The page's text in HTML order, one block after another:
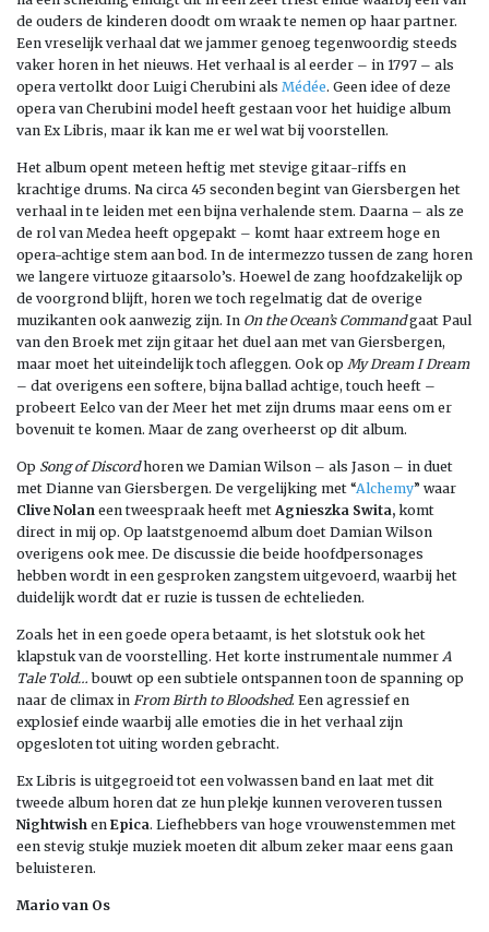
de ouders de kinderen doodt om wraak te nemen op haar partner.
Een vreselijk verhaal dat we jammer genoeg tegenwoordig steeds
vaker horen in het nieuws. Het verhaal is al eerder – in 1797 – als
opera vertolkt door Luigi Cherubini als Médée. Geen idee of deze
opera van Cherubini model heeft gestaan voor het huidige album
van Ex Libris, maar ik kan me er wel wat bij voorstellen.
Het album opent meteen heftig met stevige gitaar-riffs en
krachtige drums. Na circa 45 seconden begint van Giersbergen het
verhaal in te leiden met een bijna verhalende stem. Daarna – als ze
de rol van Medea heeft opgepakt – komt haar extreem hoge en
opera-achtige stem aan bod. In de intermezzo tussen de zang horen
we langere virtuoze gitaarsolo’s. Hoewel de zang hoofdzakelijk op
de voorgrond blijft, horen we toch regelmatig dat de overige
muzikanten ook aanwezig zijn. In On the Ocean’s Commandgaat Paul
van den Broek met zijn gitaar het duel aan met van Giersbergen,
maar moet het uiteindelijk toch afleggen. Ook op My Dream I Dream
– dat overigens een softere, bijna ballad achtige, touch heeft –
probeert Eelco van der Meer het met zijn drums maar eens om er
bovenuit te komen. Maar de zang overheerst op dit album.
Op Song of Discordhoren we Damian Wilson – als Jason – in duet
met Dianne van Giersbergen. De vergelijking met “Alchemy” waar
Clive Nolan een tweespraak heeft met Agnieszka Swita, komt
direct in mij op. Op laatstgenoemd album doet Damian Wilson
overigens ook mee. De discussie die beide hoofdpersonages
hebben wordt in een gesproken zangstem uitgevoerd, waarbij het
duidelijk wordt dat er ruzie is tussen de echtelieden.
Zoals het in een goede opera betaamt, is het slotstuk ook het
klapstuk van de voorstelling. Het korte instrumentale nummer A
Tale Told… bouwt op een subtiele ontspannen toon de spanning op
naar de climax in From Birth to Bloodshed. Een agressief en
explosief einde waarbij alle emoties die in het verhaal zijn
opgesloten tot uiting worden gebracht.
Ex Libris is uitgegroeid tot een volwassen band en laat met dit
tweede album horen dat ze hun plekje kunnen veroveren tussen
Nightwish en Epica. Liefhebbers van hoge vrouwenstemmen met
een stevig stukje muziek moeten dit album zeker maar eens gaan
beluisteren.
Mario van Os